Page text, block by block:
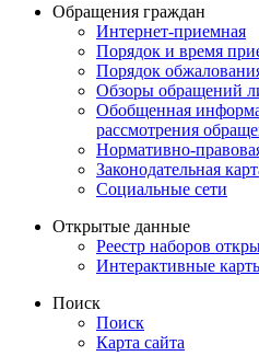
Обращения граждан
Интернет-приемная
Порядок и время
Порядок
Обзоры обращений
Обобщенная
рассмотрения
Нормативно-
Законодательная
Социальные сети
Открытые данные
Реестр наборов
Интерактивные
Поиск
Поиск
Карта сайта